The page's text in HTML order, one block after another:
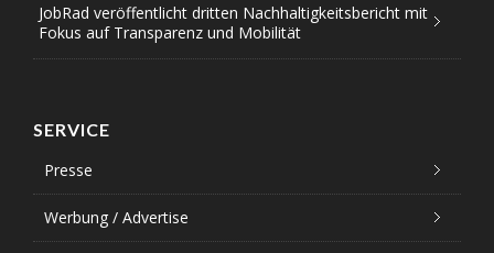
JobRad veröffentlicht dritten Nachhaltigkeitsbericht mit
Fokus auf Transparenz und Mobilität
SERVICE
Presse
Werbung / Advertise